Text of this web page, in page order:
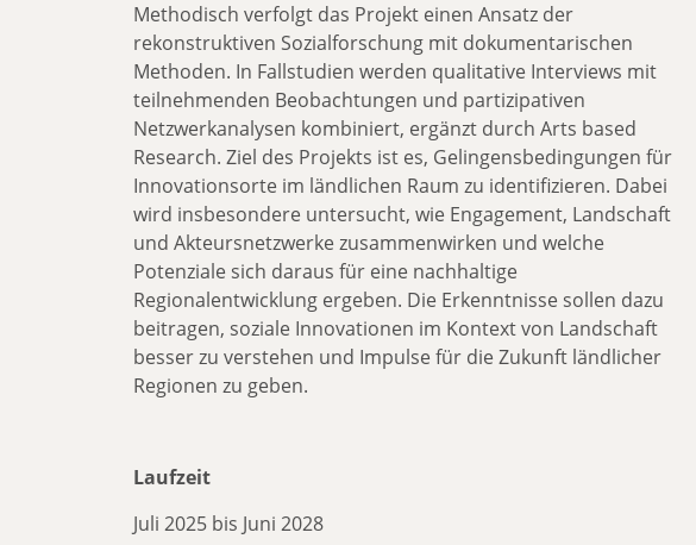
Methodisch verfolgt das Projekt einen Ansatz der
rekonstruktiven Sozialforschung mit dokumentarischen
Methoden. In Fallstudien werden qualitative Interviews mit
teilnehmenden Beobachtungen und partizipativen
Netzwerkanalysen kombiniert, ergänzt durch Arts based
Research. Ziel des Projekts ist es, Gelingensbedingungen für
Innovationsorte im ländlichen Raum zu identifizieren. Dabei
wird insbesondere untersucht, wie Engagement, Landschaft
und Akteursnetzwerke zusammenwirken und welche
Potenziale sich daraus für eine nachhaltige
Regionalentwicklung ergeben. Die Erkenntnisse sollen dazu
beitragen, soziale Innovationen im Kontext von Landschaft
besser zu verstehen und Impulse für die Zukunft ländlicher
Regionen zu geben.
Laufzeit
Juli 2025 bis Juni 2028